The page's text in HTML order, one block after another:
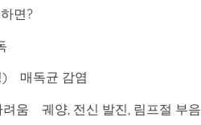
면?
매독균 감염
움 궤양, 전신 발진, 림프절 부음